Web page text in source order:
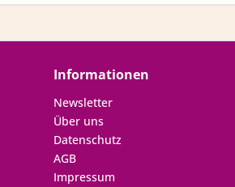
Informationen
Newsletter
Über uns
Datenschutz
AGB
Impressum